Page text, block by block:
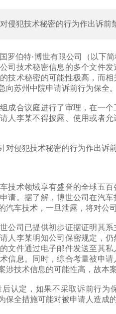
侵犯技术秘密的行为作出诉前
伯特·博世有限公司（以下简
司技术秘密信息的多个文件
技术秘密的可能性极高，而
向苏州中院申请诉前行为保全。
合议庭进行了审理，在一个
人李某不得披露、使用或者
侵犯技术秘密的行为作出诉前
术领域享有盛誉的全球五百
请。据了解，博世公司在汽
汽车技术，一旦泄露，将对公
司已提供初步证据证明其系
人李某明知公司保密规定，
文件通过电子邮件发送至其
信息。同时，综合考量被申
涉技术信息的可能性高，故本
定，如果不采取诉前行为
保全措施可能对被申请人造成的